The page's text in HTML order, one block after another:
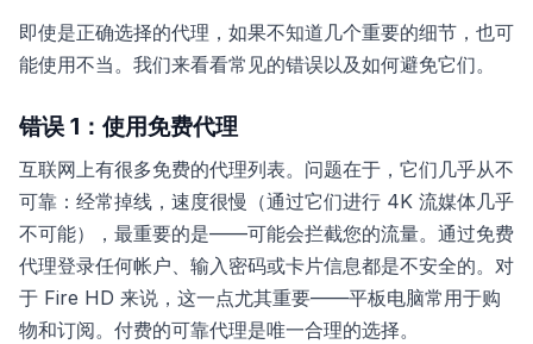
即使是正确选择的代理，如果不知道几个重要的细节，也可
能使用不当。我们来看看常见的错误以及如何避免它们。
错误 1：使用免费代理
互联网上有很多免费的代理列表。问题在于，它们几乎从不
可靠：经常掉线，速度很慢（通过它们进行 4K 流媒体几乎
不可能），最重要的是——可能会拦截您的流量。通过免费
代理登录任何帐户、输入密码或卡片信息都是不安全的。对
于 Fire HD 来说，这一点尤其重要——平板电脑常用于购
物和订阅。付费的可靠代理是唯一合理的选择。